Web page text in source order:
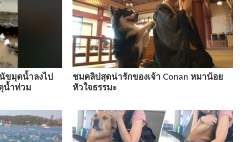
ขมุดน้ำลงไป
น้ำท่วม
ชมคลิปสุดน่ารักของเจ้า Conan หมาน้อย
หัวใจธรรมะ